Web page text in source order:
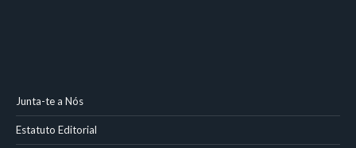
Junta-te a Nós
Estatuto Editorial